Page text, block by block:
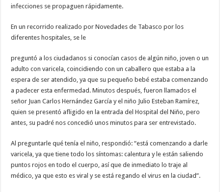
infecciones se propaguen rápidamente.
En un recorrido realizado por Novedades de Tabasco por los
diferentes hospitales, se le
preguntó a los ciudadanos si conocían casos de algún niño, joven o un
adulto con varicela, coincidiendo con un caballero que estaba a la
espera de ser atendido, ya que su pequeño bebé estaba comenzando
a padecer esta enfermedad. Minutos después, fueron llamados el
señor Juan Carlos Hernández García y el niño Julio Esteban Ramírez,
quien se presentó afligido en la entrada del Hospital del Niño, pero
antes, su padré nos concedió unos minutos para ser entrevistado.
Al preguntarle qué tenía el niño, respondió: “está comenzando a darle
varicela, ya que tiene todo los síntomas: calentura y le están saliendo
puntos rojos en todo el cuerpo, así que de inmediato lo traje al
médico, ya que esto es viral y se está regando el virus en la ciudad”.